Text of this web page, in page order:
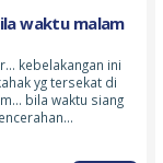
waktu malam
kebelakangan ini
yg tersekat di
bila waktu siang